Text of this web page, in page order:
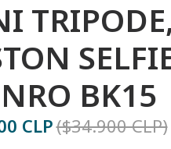
BK15
CLP($34.900 CLP)